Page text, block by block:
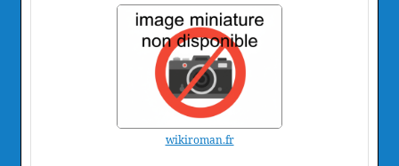
wikiroman.fr